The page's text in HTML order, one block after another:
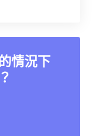
情況下